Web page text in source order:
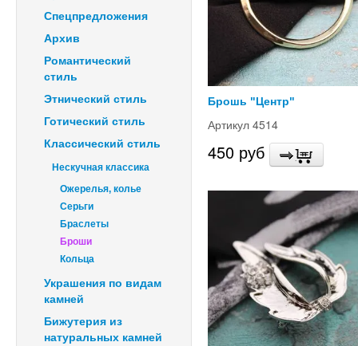
Спецпредложения
Архив
Романтический
стиль
Этнический стиль
Готический стиль
Классический стиль
Нескучная классика
Ожерелья, колье
Серьги
Браслеты
Броши
Кольца
Украшения по видам
камней
Бижутерия из
натуральных камней
Брошь "Центр"
Артикул 4514
450 руб